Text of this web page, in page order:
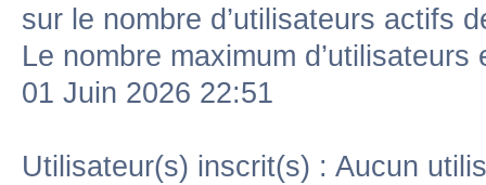
sur le nombre d’utilisateurs actifs
Le nombre maximum
01 Juin 2026 22:51
Utilisateur(s) inscrit(s) : Aucun